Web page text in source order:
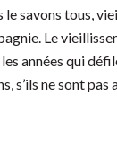
le savons tous,
Le
années qui
s’ils ne sont